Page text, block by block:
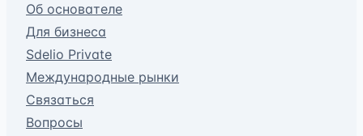
Об основателе
Для бизнеса
Sdelio Private
Международные рынки
Связаться
Вопросы